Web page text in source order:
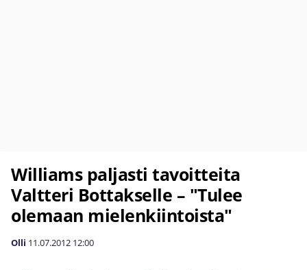
Williams paljasti tavoitteita
Valtteri Bottakselle – "Tulee
olemaan mielenkiintoista"
Olli 11.07.2012 12:00